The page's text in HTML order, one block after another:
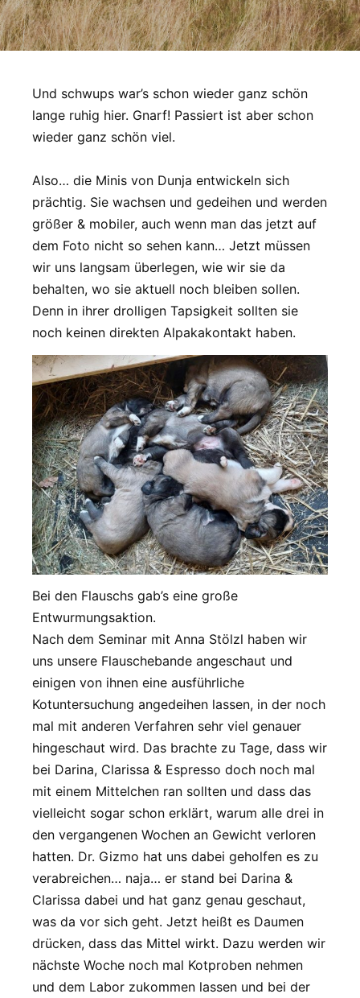
Und schwups war’s schon wieder ganz schön
lange ruhig hier. Gnarf! Passiert ist aber schon
wieder ganz schön viel.
Also… die Minis von Dunja entwickeln sich
prächtig. Sie wachsen und gedeihen und werden
größer & mobiler, auch wenn man das jetzt auf
dem Foto nicht so sehen kann… Jetzt müssen
wir uns langsam überlegen, wie wir sie da
behalten, wo sie aktuell noch bleiben sollen.
Denn in ihrer drolligen Tapsigkeit sollten sie
noch keinen direkten Alpakakontakt haben.
Bei den Flauschs gab’s eine große
Entwurmungsaktion.
Nach dem Seminar mit Anna Stölzl haben wir
uns unsere Flauschebande angeschaut und
einigen von ihnen eine ausführliche
Kotuntersuchung angedeihen lassen, in der noch
mal mit anderen Verfahren sehr viel genauer
hingeschaut wird. Das brachte zu Tage, dass wir
bei Darina, Clarissa & Espresso doch noch mal
mit einem Mittelchen ran sollten und dass das
vielleicht sogar schon erklärt, warum alle drei in
den vergangenen Wochen an Gewicht verloren
hatten. Dr. Gizmo hat uns dabei geholfen es zu
verabreichen… naja… er stand bei Darina &
Clarissa dabei und hat ganz genau geschaut,
was da vor sich geht. Jetzt heißt es Daumen
drücken, dass das Mittel wirkt. Dazu werden wir
nächste Woche noch mal Kotproben nehmen
und dem Labor zukommen lassen und bei der